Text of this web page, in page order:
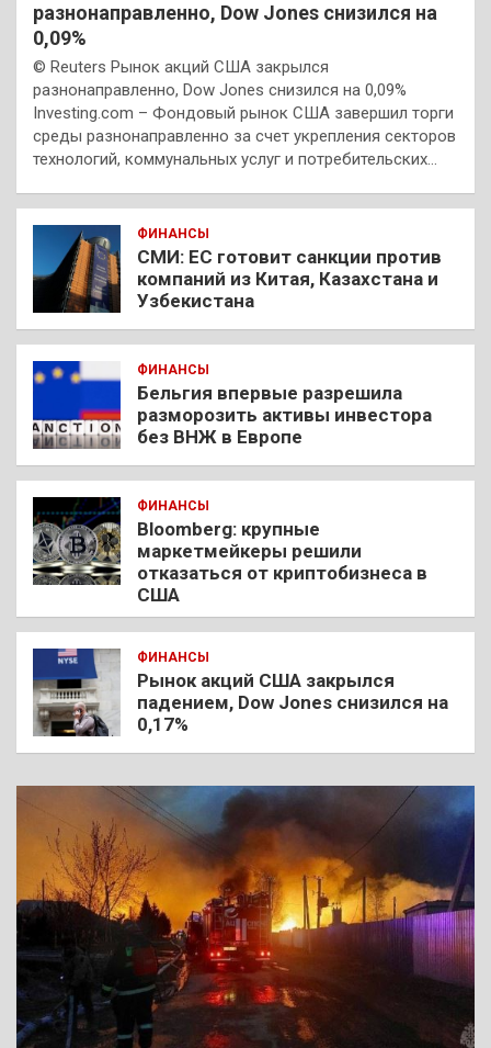
разнонаправленно, Dow Jones снизился на
0,09%
© Reuters Рынок акций США закрылся
разнонаправленно, Dow Jones снизился на 0,09%
Investing.com – Фондовый рынок США завершил торги
среды разнонаправленно за счет укрепления секторов
технологий, коммунальных услуг и потребительских…
ФИНАНСЫ
СМИ: ЕС готовит санкции против
компаний из Китая, Казахстана и
Узбекистана
ФИНАНСЫ
Бельгия впервые разрешила
разморозить активы инвестора
без ВНЖ в Европе
ФИНАНСЫ
Bloomberg: крупные
маркетмейкеры решили
отказаться от криптобизнеса в
США
ФИНАНСЫ
Рынок акций США закрылся
падением, Dow Jones снизился на
0,17%